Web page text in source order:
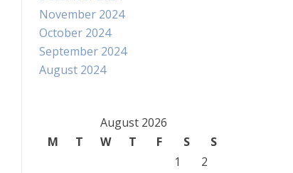
November 2024
October 2024
September 2024
August 2024
August 2026
M
T W T F S
S
1
2